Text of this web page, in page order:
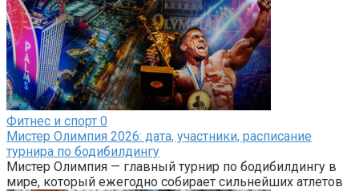
Фитнес и спорт 0
Мистер Олимпия 2026: дата, участники, расписание
турнира по бодибилдингу
Мистер Олимпия — главный турнир по бодибилдингу в
мире, который ежегодно собирает сильнейших атлетов